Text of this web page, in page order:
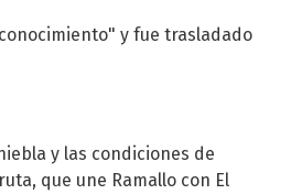
y fue trasladado
y las condiciones de
que une Ramallo con El